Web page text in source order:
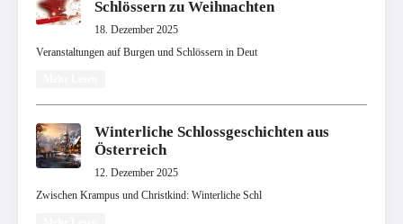
Schlössern zu Weihnachten
18. Dezember 2025
Veranstaltungen auf Burgen und Schlössern in Deut
Winterliche Schlossgeschichten aus
Österreich
12. Dezember 2025
Zwischen Krampus und Christkind: Winterliche Schl